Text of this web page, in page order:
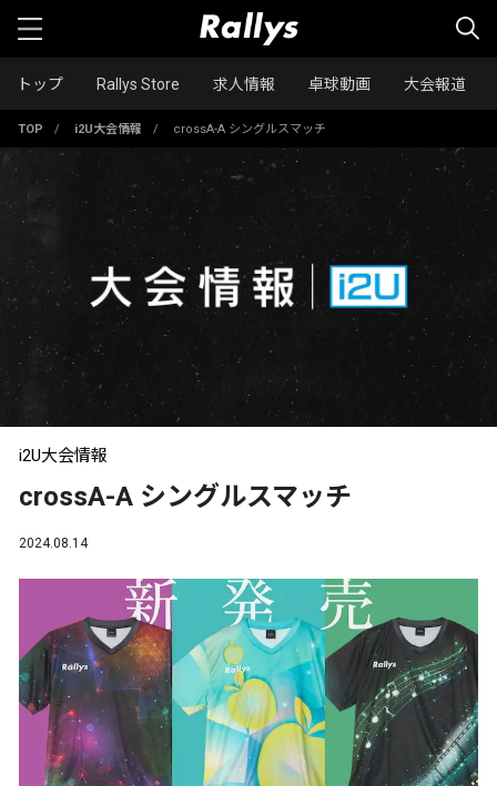
トップ Rallys Store 求人情報 卓球動画 大会報道
TOP / i2U大会情報 / crossA-A シングルスマッチ
i2U大会情報
crossA-A シングルスマッチ
2024.08.14